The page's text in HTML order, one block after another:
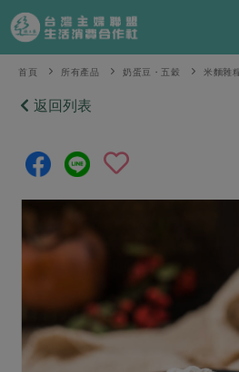
產品分類
當季蔬果
芽苗類
辛香料類
乳製
豆製品 米麵
食譜料理
食材
肉食
蔬食
特別企畫
預購活動
把最好的台灣味帶回家！
防災用品預購圓滿結束
2026年端午節預購圓滿結束
更多預購活動
綠主張
觀點文章
一籃
社內大小事
產品故事 生活
關於合作社
關於我們
合作社組織
首頁 所有產品 奶蛋豆・五穀 米麵雜
返回列表